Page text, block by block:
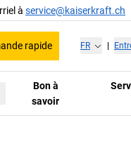
à service@kaiserkraft.ch
rapide FR
Bon à
savoir